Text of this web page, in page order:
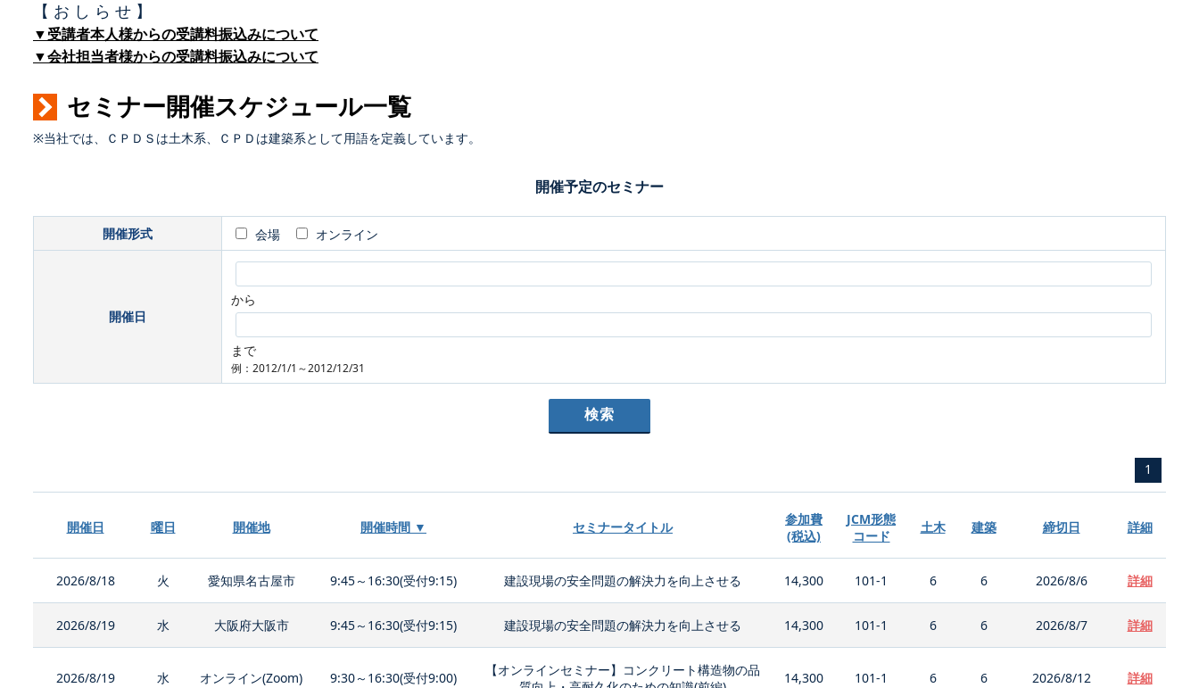
【 お し ら せ 】
▼受講者本人様からの受講料振込みについて
▼会社担当者様からの受講料振込みについて
セミナー開催スケジュール一覧
※当社では、ＣＰＤＳは土木系、ＣＰＤは建築系として用語を定義しています。
開催予定のセミナー
開催形式 会場 オンライン
開催日
から
まで
例：2012/1/1～2012/12/31
1
開催日 曜日 開催地 開催時間 ▼ セミナータイトル
参加費
(税込)
JCM形態
コード
土木 建築 締切日 詳細
2026/8/18 火 愛知県名古屋市 9:45～16:30(受付9:15) 建設現場の安全問題の解決力を向上させる 14,300 101-1 6 6 2026/8/6 詳細
2026/8/19 水 大阪府大阪市 9:45～16:30(受付9:15) 建設現場の安全問題の解決力を向上させる 14,300 101-1 6 6 2026/8/7 詳細
2026/8/19 水 オンライン(Zoom) 9:30～16:30(受付9:00)
【オンラインセミナー】コンクリート構造物の品
14,300 101-1 6 6 2026/8/12 詳細